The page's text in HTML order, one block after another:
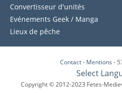
Convertisseur d'unités
Evénements Geek / Manga
Lieux de pêche
Contact- Mentions -
Select
Copyright © 2012-2023 Fetes-